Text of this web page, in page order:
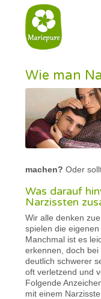
Wie man
machen? Oder
Was darauf
Narzissten
Wir alle denken
spielen die
Manchmal ist es
erkennen, doch bei
deutlich schwerer
oft verletzend und
Folgende
mit einem